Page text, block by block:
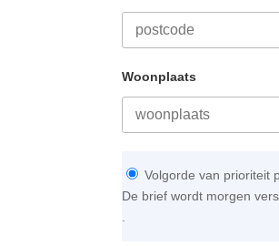
Woonplaats
Volgorde van prioriteit
De brief wordt morgen